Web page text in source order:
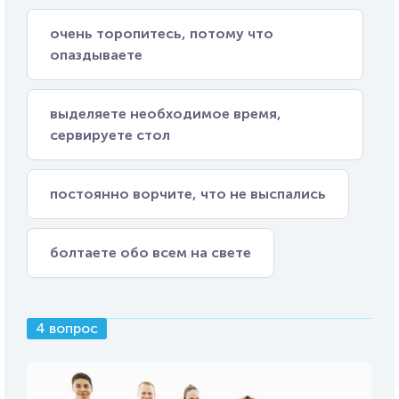
очень торопитесь, потому что
опаздываете
выделяете необходимое время,
сервируете стол
постоянно ворчите, что не выспались
болтаете обо всем на свете
4 вопрос